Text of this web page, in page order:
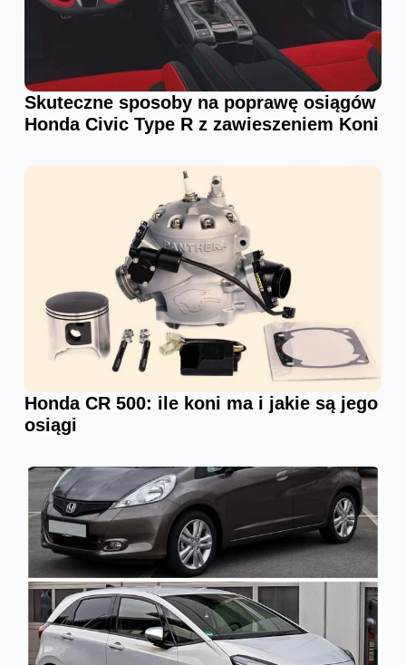
Skuteczne sposoby na poprawę osiągów
Honda Civic Type R z zawieszeniem Koni
Honda CR 500: ile koni ma i jakie są jego
osiągi